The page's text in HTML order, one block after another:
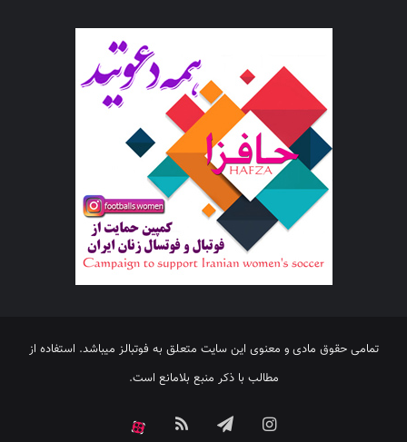
تمامی حقوق مادی و معنوی این سایت متعلق به فوتبالز میباشد. استفاده از
مطالب با ذکر منبع بلامانع است.
اینستاگرامتلگرام خوراک